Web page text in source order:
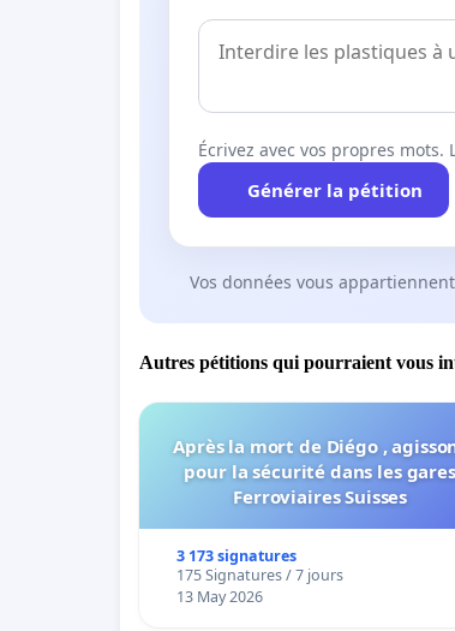
Écrivez avec vos propres
Générer la pétition
Vos données vous appartiennent
Autres pétitions qui pourraient vous
Après la mort de Diégo ,
pour la sécurité dans les gares
Ferroviaires Suisses
3 173 signatures
175 Signatures / 7 jours
13 May 2026